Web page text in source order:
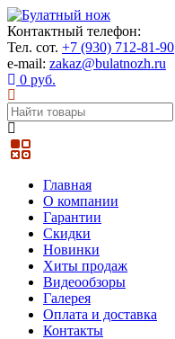
Контактный телефон:
Тел. сот. +7 (930) 712-81-90
e-mail: zakaz@bulatnozh.ru
0 руб.
Главная
О компании
Гарантии
Скидки
Новинки
Хиты продаж
Видеообзоры
Галерея
Оплата и доставка
Контакты